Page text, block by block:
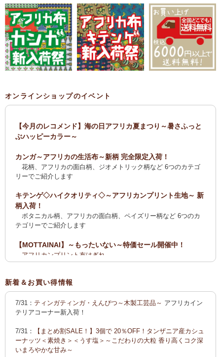
オンラインショップのイベント
【今月のレコメンド】海の日アフリカ夏まつり～暑さふっと
ぶハッピーカラー～
カンガ～アフリカの生活布～新柄 完全限定入荷！
花柄、アフリカの面白柄、ジオメトリック柄など 6つのカテゴ
リーでご紹介します
キテンゲ◇ハイクオリティ◇～アフリカンプリント生地～ 新
柄入荷！
ボタニカル柄、アフリカの面白柄、ペイズリー柄など 6つのカ
テゴリーでご紹介します
【MOTTAINAI】～もったいない～特価セール開催中！
アフリカンプリント布はぎれ
ティンガティンガ・アート【会員様シークレットセール】ワケ
【全国送料無料サービス】タンザニア産コーヒー・紅茶・ス
パイス・デーツ・乳香・モリンガ・書籍
2025新刊！「アフリカのむかしばなし〈全3巻〉」
カンガ～アフリカの生活布～ 新柄入荷！〈大判復刻版〉入
荷！
花柄、アフリカの面白柄、ジオメトリック柄など5つのカテゴリ
新着＆お買い得情報
7/31： ティンガティンガ・えんぴつ～木製工芸品～ アフリカイン
テリアコーナー新入荷！
7/31：
【まとめ割SALE！】3個で 20％OFF！タンザニア産カシュ
ーナッツ＜素焼き＞＜うす塩＞～こだわりの大粒 香り高くコク深
いまろやかな甘み～